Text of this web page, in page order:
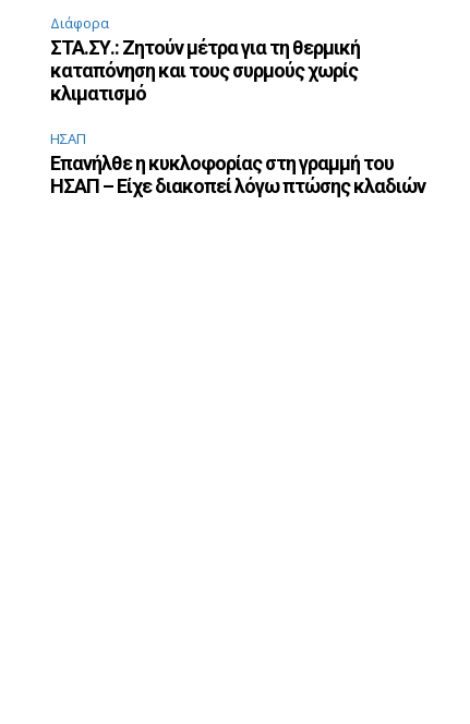
Διάφορα
ΣΤΑ.ΣΥ.: Ζητούν μέτρα για τη θερμική
καταπόνηση και τους συρμούς χωρίς
κλιματισμό
ΗΣΑΠ
Επανήλθε η κυκλοφορίας στη γραμμή του
ΗΣΑΠ – Είχε διακοπεί λόγω πτώσης κλαδιών